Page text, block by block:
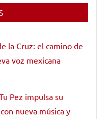
la Cruz: el camino de
voz mexicana
Pez impulsa su
nueva música y